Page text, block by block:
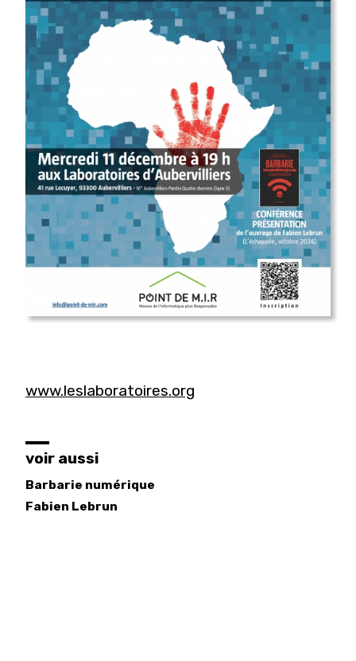
www.leslaboratoires.org
voir aussi
Barbarie numérique
Fabien Lebrun